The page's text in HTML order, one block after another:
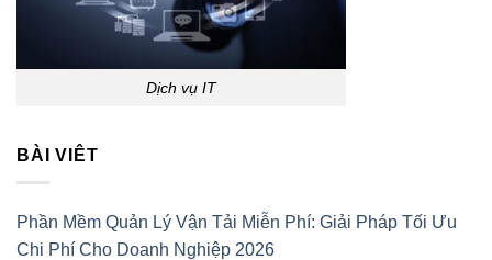
Dịch vụ IT
BÀI VIÊT
Phần Mềm Quản Lý Vận Tải Miễn Phí: Giải Pháp Tối Ưu
Chi Phí Cho Doanh Nghiệp 2026